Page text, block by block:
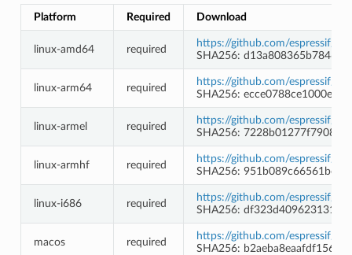
Platform Required Download
linux-amd64 required
https://github.com/espressif/
SHA256:
linux-arm64 required
https://github.com/espressif/
SHA256:
linux-armel required
https://github.com/espressif/
SHA256:
linux-armhf required
https://github.com/espressif/
SHA256:
linux-i686 required
https://github.com/espressif/
SHA256:
macos required
https://github.com/espressif/
SHA256: